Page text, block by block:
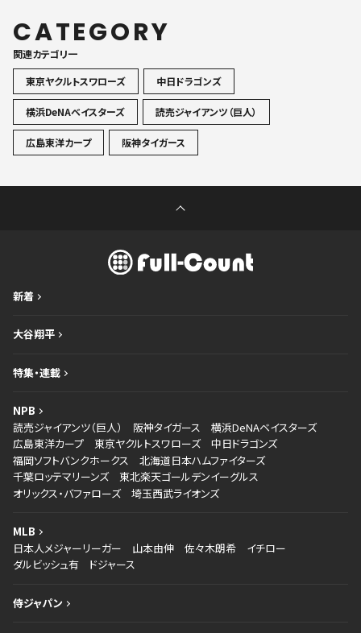
CATEGORY
関連カテゴリ一
東京ヤクルトスワローズ
中日ドラゴンズ
横浜DeNAベイスターズ 読売ジャイアンツ（巨人）
広島東洋カープ 阪神タイガース
新着
大谷翔平
特集・連載
NPB
読売ジャイアンツ（巨人）
阪神タイガース
横浜DeNAベイスターズ
広島東洋カープ
東京ヤクルトスワローズ
中日ドラゴンズ
福岡ソフトバンクホークス
北海道日本ハムファイターズ
千葉ロッテマリーンズ
東北楽天ゴールデンイーグルス
オリックス・バファローズ
埼玉西武ライオンズ
MLB
日本人メジャーリーガー
山本由伸 佐々木朗希
イチロー
ダルビッシュ有
ドジャース
侍ジャパン